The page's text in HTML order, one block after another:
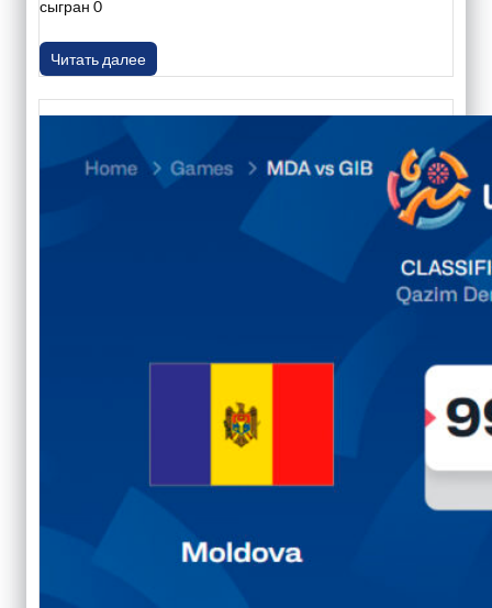
сыгран 0
Читать далее